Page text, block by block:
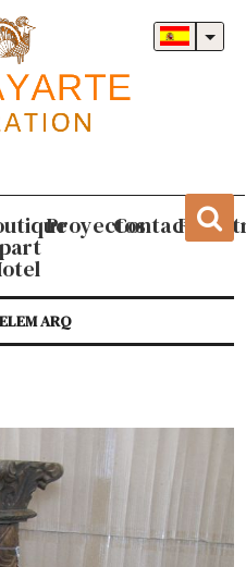
ProyectosContacto
ARQ